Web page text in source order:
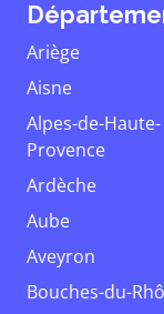
Ariège
Aisne
Alpes-de-Haute-
Provence
Ardèche
Aube
Aveyron
Bouches-du-